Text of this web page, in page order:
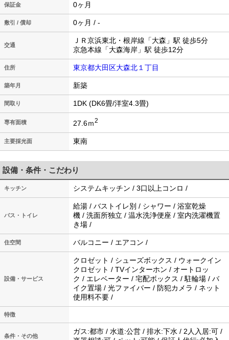
保証金 0ヶ月
敷引 / 償却 0ヶ月 / -
交通
ＪＲ京浜東北・根岸線「大森」駅 徒歩5分
京急本線「大森海岸」駅 徒歩12分
住所 東京都大田区大森北１丁目
築年月 新築
間取り 1DK (DK6畳/洋室4.3畳)
専有面積 27.6ｍ2
主要採光面 東南
設備・条件・こだわり
キッチン システムキッチン / 3口以上コンロ /
バス・トイレ
給湯 / バストイレ別 / シャワー / 浴室乾燥
機 / 洗面所独立 / 温水洗浄便座 / 室内洗濯機置
き場 /
住空間 バルコニー / エアコン /
設備・サービス
クロゼット / シューズボックス / ウォークイン
クロゼット / TVインターホン / オートロッ
ク / エレベーター / 宅配ボックス / 駐輪場 / バ
イク置場 / 光ファイバー / 防犯カメラ / ネット
使用料不要 /
特徴
条件・その他
ガス:都市 / 水道:公営 / 排水:下水 / 2人入居:可 /